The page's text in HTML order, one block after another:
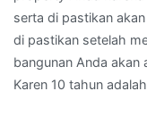
serta di pastikan
di pastikan setelah
bangunan Anda akan
Karen 10 tahun